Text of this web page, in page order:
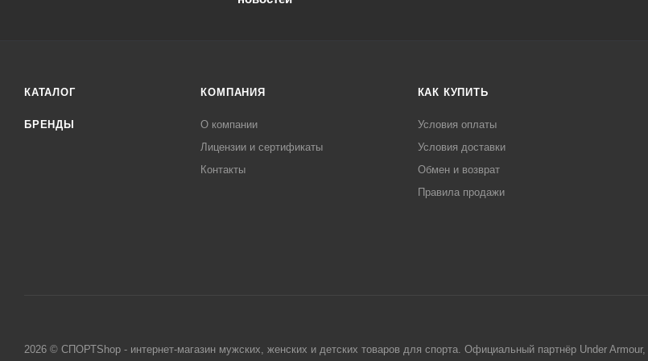
КАТАЛОГ
БРЕНДЫ
КОМПАНИЯ
О компании
Лицензии и сертификаты
Контакты
КАК КУПИТЬ
Условия оплаты
Условия доставки
Обмен и возврат
Правила продажи
2026 © СПОРТShop - интернет-магазин мужских, женских и детских товаров для спорта. Официальный партнёр Under